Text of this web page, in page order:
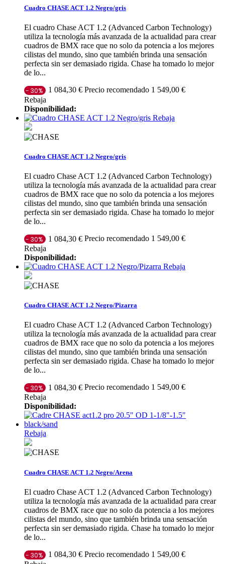
Cuadro CHASE ACT 1.2 Negro/gris
El cuadro Chase ACT 1.2 (Advanced Carbon Technology)
utiliza la tecnología más avanzada de la actualidad para crear
cuadros de BMX race que no solo da potencia a los mejores
cilistas del mundo, sino que también brinda una sensación
perfecta sin ser demasiado rigida. Chase ha tomado lo mejor
de lo...
- 30% 1 084,30 € Precio recomendado 1 549,00 €
Rebaja
Disponibilidad:
Rebaja
Cuadro CHASE ACT 1.2 Negro/gris
El cuadro Chase ACT 1.2 (Advanced Carbon Technology)
utiliza la tecnología más avanzada de la actualidad para crear
cuadros de BMX race que no solo da potencia a los mejores
cilistas del mundo, sino que también brinda una sensación
perfecta sin ser demasiado rigida. Chase ha tomado lo mejor
de lo...
- 30% 1 084,30 € Precio recomendado 1 549,00 €
Rebaja
Disponibilidad:
Rebaja
Cuadro CHASE ACT 1.2 Negro/Pizarra
El cuadro Chase ACT 1.2 (Advanced Carbon Technology)
utiliza la tecnología más avanzada de la actualidad para crear
cuadros de BMX race que no solo da potencia a los mejores
cilistas del mundo, sino que también brinda una sensación
perfecta sin ser demasiado rigida. Chase ha tomado lo mejor
de lo...
- 30% 1 084,30 € Precio recomendado 1 549,00 €
Rebaja
Disponibilidad:
Rebaja
Cuadro CHASE ACT 1.2 Negro/Arena
El cuadro Chase ACT 1.2 (Advanced Carbon Technology)
utiliza la tecnología más avanzada de la actualidad para crear
cuadros de BMX race que no solo da potencia a los mejores
cilistas del mundo, sino que también brinda una sensación
perfecta sin ser demasiado rigida. Chase ha tomado lo mejor
de lo...
- 30% 1 084,30 € Precio recomendado 1 549,00 €